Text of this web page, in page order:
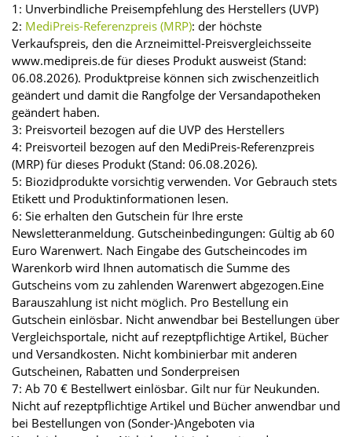
1: Unverbindliche Preisempfehlung des Herstellers (UVP)
2: MediPreis-Referenzpreis (MRP): der höchste
Verkaufspreis, den die Arzneimittel-Preisvergleichsseite
www.medipreis.de für dieses Produkt ausweist (Stand:
06.08.2026). Produktpreise können sich zwischenzeitlich
geändert und damit die Rangfolge der Versandapotheken
geändert haben.
3: Preisvorteil bezogen auf die UVP des Herstellers
4: Preisvorteil bezogen auf den MediPreis-Referenzpreis
(MRP) für dieses Produkt (Stand: 06.08.2026).
5: Biozidprodukte vorsichtig verwenden. Vor Gebrauch stets
Etikett und Produktinformationen lesen.
6: Sie erhalten den Gutschein für Ihre erste
Newsletteranmeldung. Gutscheinbedingungen: Gültig ab 60
Euro Warenwert. Nach Eingabe des Gutscheincodes im
Warenkorb wird Ihnen automatisch die Summe des
Gutscheins vom zu zahlenden Warenwert abgezogen.Eine
Barauszahlung ist nicht möglich. Pro Bestellung ein
Gutschein einlösbar. Nicht anwendbar bei Bestellungen über
Vergleichsportale, nicht auf rezeptpflichtige Artikel, Bücher
und Versandkosten. Nicht kombinierbar mit anderen
Gutscheinen, Rabatten und Sonderpreisen
7: Ab 70 € Bestellwert einlösbar. Gilt nur für Neukunden.
Nicht auf rezeptpflichtige Artikel und Bücher anwendbar und
bei Bestellungen von (Sonder-)Angeboten via